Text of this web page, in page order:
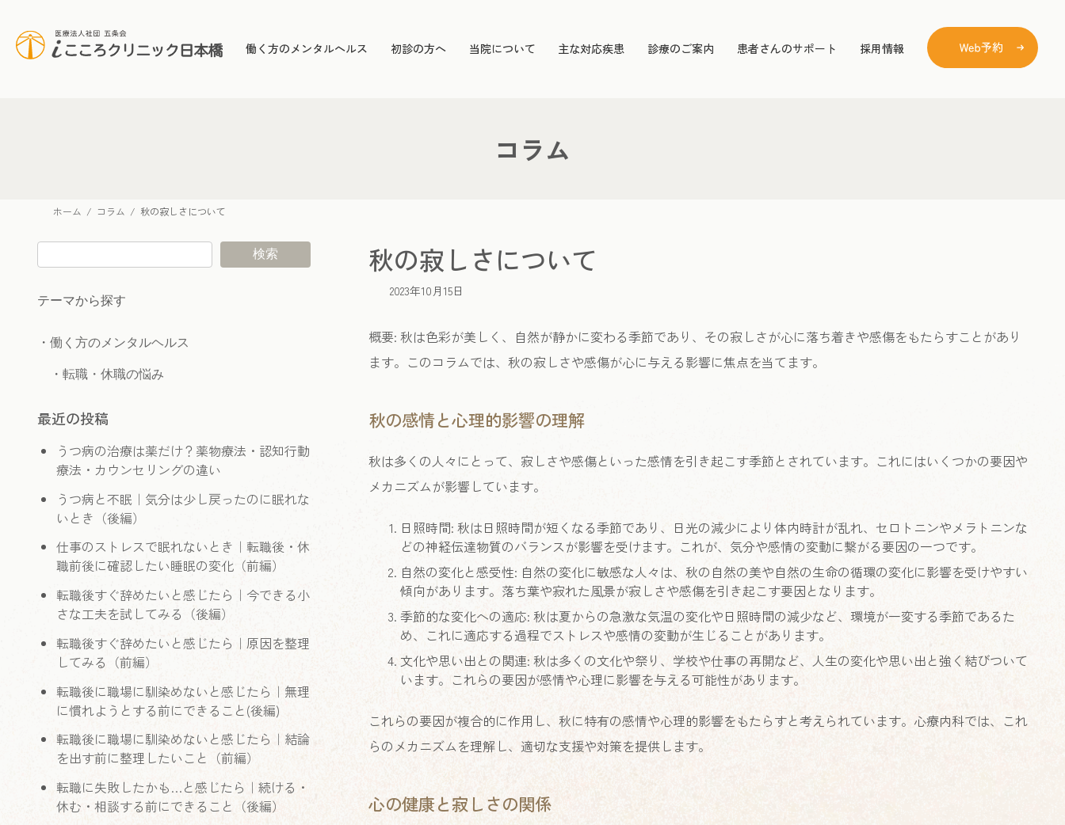
働く方のメンタルヘルス 初診の方へ 当院について 主な対応疾患 診療のご案内 患者さんのサポート 採用情報
コラム
ホーム コラム 秋の寂しさについて
秋の寂しさについて
2023年10月15日
概要: 秋は色彩が美しく、自然が静かに変わる季節であり、その寂しさが心に落ち着きや感傷をもたらすことがあり
ます。このコラムでは、秋の寂しさや感傷が心に与える影響に焦点を当てます。
秋の感情と心理的影響の理解
秋は多くの人々にとって、寂しさや感傷といった感情を引き起こす季節とされています。これにはいくつかの要因や
メカニズムが影響しています。
日照時間: 秋は日照時間が短くなる季節であり、日光の減少により体内時計が乱れ、セロトニンやメラトニンな
どの神経伝達物質のバランスが影響を受けます。これが、気分や感情の変動に繋がる要因の一つです。
自然の変化と感受性: 自然の変化に敏感な人々は、秋の自然の美や自然の生命の循環の変化に影響を受けやすい
傾向があります。落ち葉や寂れた風景が寂しさや感傷を引き起こす要因となります。
季節的な変化への適応: 秋は夏からの急激な気温の変化や日照時間の減少など、環境が一変する季節であるた
め、これに適応する過程でストレスや感情の変動が生じることがあります。
文化や思い出との関連: 秋は多くの文化や祭り、学校や仕事の再開など、人生の変化や思い出と強く結びついて
います。これらの要因が感情や心理に影響を与える可能性があります。
これらの要因が複合的に作用し、秋に特有の感情や心理的影響をもたらすと考えられています。心療内科では、これ
らのメカニズムを理解し、適切な支援や対策を提供します。
心の健康と寂しさの関係
検索
テーマから探す
・ 働く方のメンタルヘルス
・ 転職・休職の悩み
最近の投稿
うつ病の治療は薬だけ？薬物療法・認知行動
療法・カウンセリングの違い
うつ病と不眠｜気分は少し戻ったのに眠れな
いとき（後編）
仕事のストレスで眠れないとき｜転職後・休
職前後に確認したい睡眠の変化（前編）
転職後すぐ辞めたいと感じたら｜今できる小
さな工夫を試してみる（後編）
転職後すぐ辞めたいと感じたら｜原因を整理
してみる（前編）
転職後に職場に馴染めないと感じたら｜無理
に慣れようとする前にできること(後編)
転職後に職場に馴染めないと感じたら｜結論
を出す前に整理したいこと（前編）
転職に失敗したかも…と感じたら｜続ける・
休む・相談する前にできること（後編）